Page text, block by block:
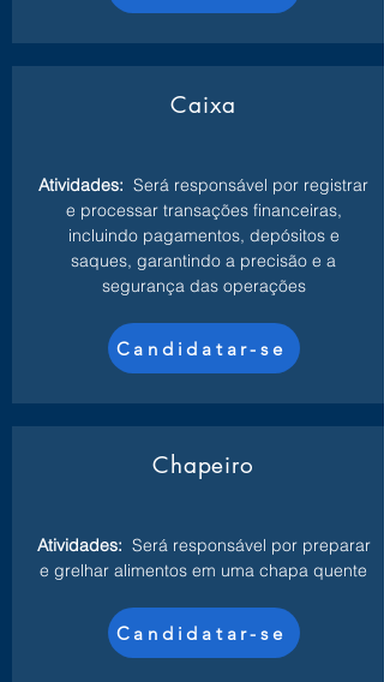
Caixa
Atividades: Será responsável por registrar
e processar transações financeiras,
incluindo pagamentos, depósitos e
saques, garantindo a precisão e a
segurança das operações
Candidatar-se
Chapeiro
Atividades: Será responsável por preparar
e grelhar alimentos em uma chapa quente
Candidatar-se